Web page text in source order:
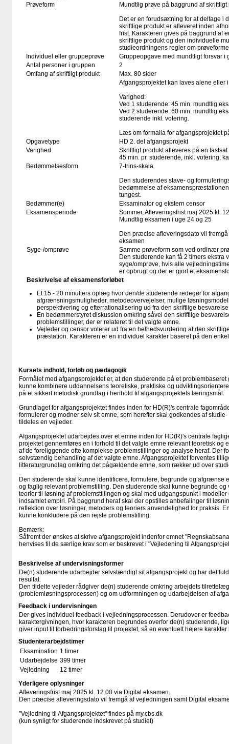
Prøveform
Mundtlig prøve på baggrund af skriftligt
Det er en forudsætning for at deltage i
skriftlige produkt er afleveret inden
frist. Karakteren gives på baggrund af
skriftlige produkt og den individuelle
studieordningens regler om
Individuel eller gruppeprøve
Gruppeopgave med mundtligt forsvar i
Antal personer i gruppen
2
Omfang af skriftligt produkt
Max. 80 sider
Afgangsprojektet kan laves alene eller
Varighed:
Ved 1 studerende: 45 min. mundtlig
Ved 2 studerende: 60 min. mundtlig
studerende inkl. votering.
Læs om formalia for afgangsprojektet
Opgavetype
HD 2. del afgangsprojekt
Varighed
Skriftligt produkt afleveres på en
45 min. pr. studerende, inkl. votering,
Bedømmelsesform
7-trins-skala
Den studerendes stave- og
bedømmelse af
tungest.
Bedømmer(e)
Eksaminator og ekstern censor
Eksamensperiode
Sommer, Afleveringsfrist maj 2025 kl.
Mundtlig eksamen i uge 24 og 25
Den præcise afleveringsdato vil
eksamen
Syge-/omprøve
Samme prøveform som ved ordinær
Den studerende kan få 2 timers ekstra
syge/omprøve, hvis alle
er opbrugt og der er gjort et
Beskrivelse af eksamensforløbet
Et 15 - 20 minutters oplæg hvor den/de studerende redegør for
afgrænsningsmuligheder, metodeovervejelser, mulige
perspektivering og efterrationalisering ud fra den skriftlige
En bedømmerstyret diskussion omkring såvel den skriftlige
problemstillinger, der er relateret til det valgte emne.
Vejleder og censor voterer ud fra en helhedsvurdering af den
præstation. Karakteren er en individuel karakter baseret på den
Kursets indhold, forløb og pædagogik
Formålet med afgangsprojektet er, at den studerende på et
kunne kombinere uddannelsens teoretiske, praktiske og
på et sikkert metodisk grundlag i henhold til afgangsprojektets læringsmål.
Grundlaget for afgangsprojektet findes inden for HD(R)'s centrale
formulerer og modner selv sit emne, som herefter skal godkendes af
tildeles en vejleder.
Afgangsprojektet udarbejdes over et emne inden for HD(R)'s centrale
projektet gennemføres en i forhold til det valgte emne relevant teoretisk og
af de foreliggende ofte komplekse problemstillinger og analyse heraf. Der
selvstændig behandling af det valgte emne. Afgangsprojektet forventes
litteraturgrundlag omkring det pågældende emne, som rækker ud over
Den studerende skal kunne identificere, formulere, begrunde og afgrænse
og faglig relevant problemstilling. Den studerende skal kunne begrunde
teorier til løsning af problemstillingen og skal med udgangspunkt i
indsamlet empiri. På baggrund heraf skal der opstilles anbefalinger til
reflektion over løsninger, metoders og teoriers anvendelighed for praksis.
kunne konkludere på den rejste problemstilling.
Bemærk:
Såfremt der ønskes at skrive afgangsprojekt indenfor emnet
henvises til de særlige krav som er beskrevet i "Vejledening til
Beskrivelse af undervisningsformer
De(n) studerende udarbejder selvstændigt sit afgangsprojekt og har det
resultat.
Den tildelte vejleder rådgiver de(n) studerende omkring arbejdets
(problemløsningsprocessen) og om udformningen og udarbejdelsen af
Feedback i undervisningen
Der gives individuel feedback i vejledningsprocessen. Derudover er
karaktergivningen, hvor karakteren begrundes overfor de(n) studerende,
giver input til forbedringsforslag til projektet, så en eventuelt højere
Studenterarbejdstimer
Eksamination 1 timer
Udarbejdelse 399 timer
Vejledning
12 timer
Yderligere oplysninger
Afleveringsfrist maj 2025 kl. 12.00 via Digital eksamen.
Den præcise afleveringsdato vil fremgå af vejledningen samt Digital
"Vejledning til Afgangsprojektet" findes på my.cbs.dk
(kun synligt for studerende indskrevet på studiet)